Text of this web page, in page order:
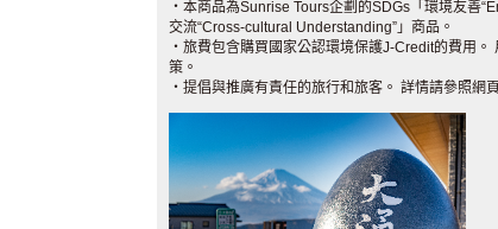
・本商品為Sunrise Tours企劃的SDGs「環境友善
交流“Cross-cultural Understanding”」商品。
・旅費包含購買國家公認環境保護J-Credit的費用
策。
・提倡與推廣有責任的旅行和旅客。 詳情請參照網